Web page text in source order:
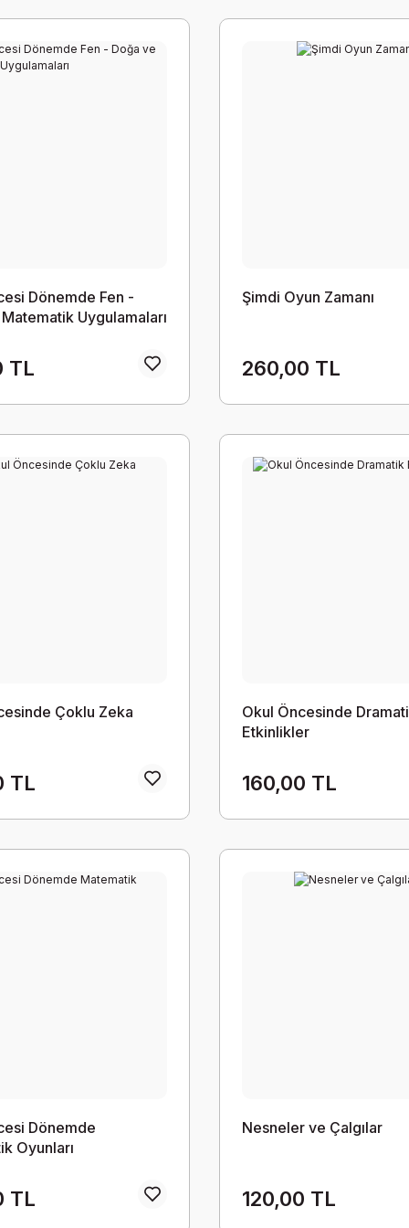
Dönemde Fen -
Uygulamaları
TL
Şimdi Oyun Zamanı
260,00 TL
Çoklu Zeka
TL
Okul Öncesinde
Etkinlikler
160,00 TL
Dönemde
Oyunları
TL
Nesneler ve Çalgılar
120,00 TL